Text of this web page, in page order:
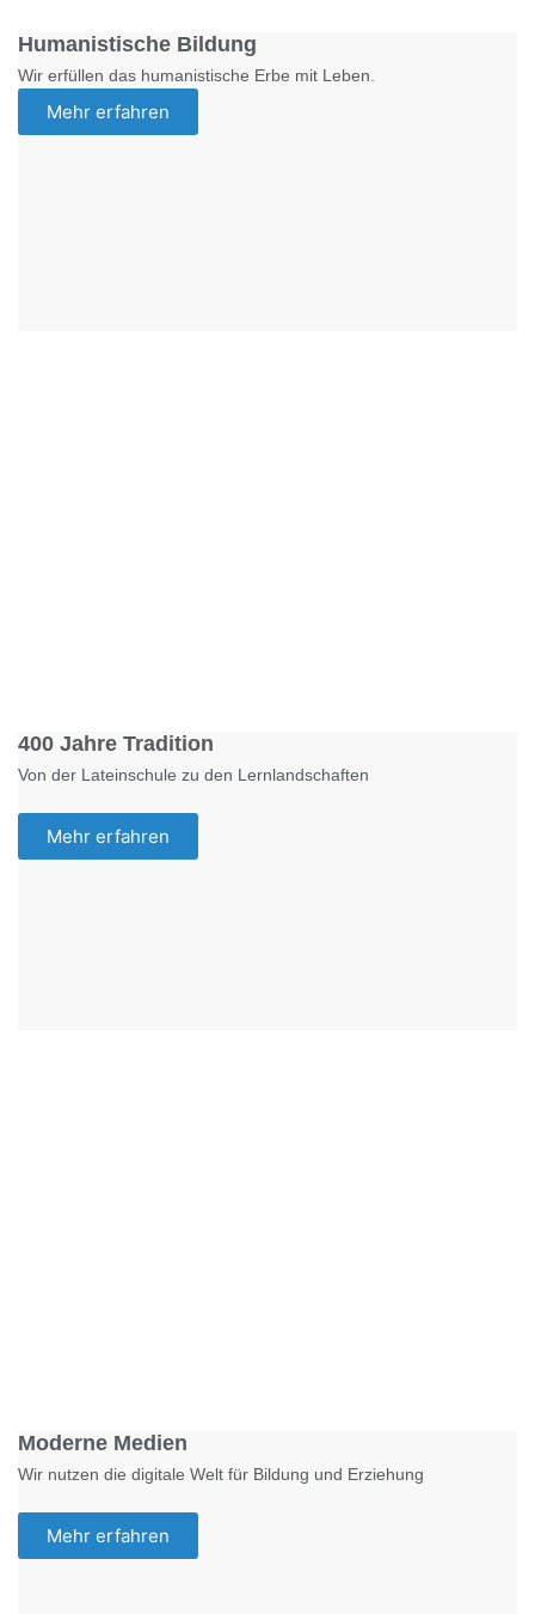
Humanistische Bildung
Wir erfüllen das humanistische Erbe mit Leben.
Mehr erfahren
400 Jahre Tradition
Von der Lateinschule zu den Lernlandschaften
Mehr erfahren
Moderne Medien
Wir nutzen die digitale Welt für Bildung und Erziehung
Mehr erfahren